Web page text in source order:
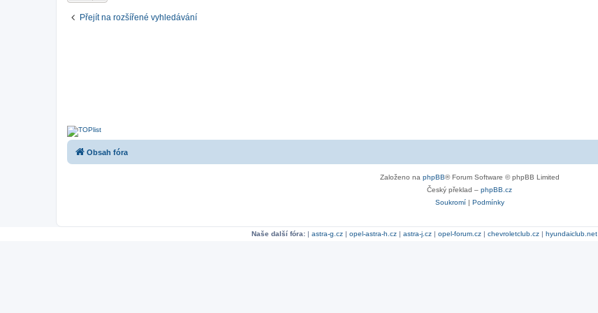
Přejít na rozšířené vyhledávání
Obsah fóra
Založeno na phpBB® Forum Software © phpBB Limited
Český překlad – phpBB.cz
Soukromí| Podmínky
Naše další fóra: | astra-g.cz | opel-astra-h.cz | astra-j.cz | opel-forum.cz | chevroletclub.cz | hyundaiclub.net